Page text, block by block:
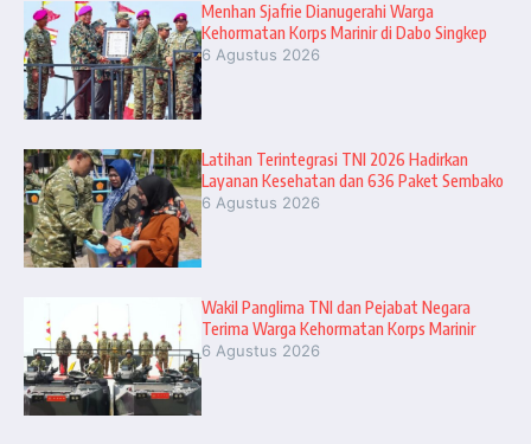
Menhan Sjafrie Dianugerahi Warga
Kehormatan Korps Marinir di Dabo Singkep
6 Agustus 2026
Latihan Terintegrasi TNI 2026 Hadirkan
Layanan Kesehatan dan 636 Paket Sembako
6 Agustus 2026
Wakil Panglima TNI dan Pejabat Negara
Terima Warga Kehormatan Korps Marinir
6 Agustus 2026